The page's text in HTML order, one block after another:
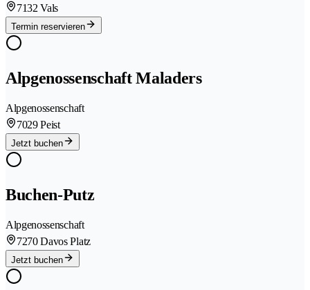
7132 Vals
Termin reservieren
Alpgenossenschaft Maladers
Alpgenossenschaft
7029 Peist
Jetzt buchen
Buchen-Putz
Alpgenossenschaft
7270 Davos Platz
Jetzt buchen